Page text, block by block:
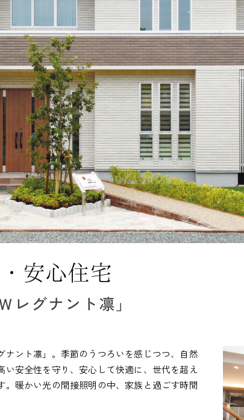
レグナント凛」
ント凛」。季節のうつろいを感じつつ、自然
安全性を守り、安心して快適に、世代を超え
暖かい光の間接照明の中、家族と過ごす時間